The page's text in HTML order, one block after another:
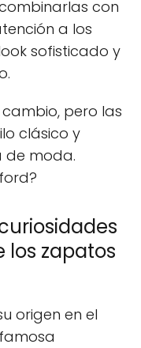
con
a los
sofisticado y
pero las
clásico y
de moda.
los zapatos
origen en el